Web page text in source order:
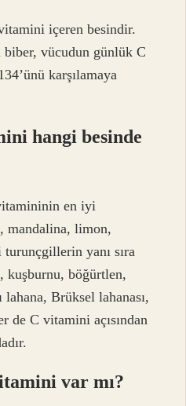
içeren besindir.
biber, vücudun günlük C
karşılamaya
hangi besinde
en iyi
mandalina, limon,
yanı sıra
böğürtlen,
Brüksel lahanası,
de C vitamini açısından
var mı?